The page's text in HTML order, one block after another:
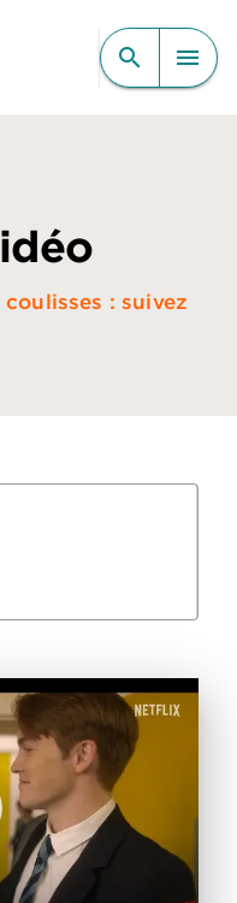
CONTENU
search menu
: suivez